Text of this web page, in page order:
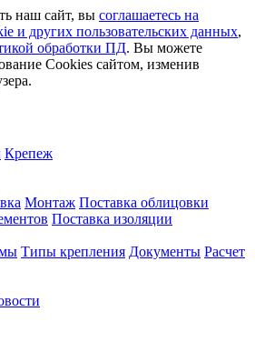
наш сайт, вы соглашаетесь на
и других пользовательских данных,
обработки ПД. Вы можете
Cookies сайтом, изменив
Крепеж
Монтаж Поставка облицовки
Поставка изоляции
Типы крепления Документы Расчет